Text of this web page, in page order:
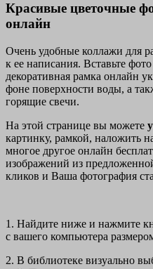
Красивые цветочные
онлайн
Очень удобные коллажи для
к ее написания. Вставьте
декоративная рамка онлайн
фоне поверхности воды, а
горящие свечи.
На этой странице вы можете
картинку, рамкой, наложить
многое другое онлайн
изображений из
кликов и Ваша фотография
1. Найдите ниже и нажмите
с вашего компьютера
2. В библиотеке визуально